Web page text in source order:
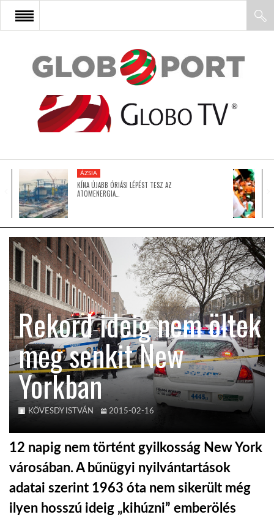
FŐOLDAL
AFRIKA
ÁZSIA
LATIN-AMERIKA
KÖZEL-KELET
AUSZTRÁLIA
A VILÁG ITTHON
ÁZSIA
KÍNA ÚJABB ÓRIÁSI LÉPÉST TESZ AZ
ATOMENERGIA…
Rekord ideig nem öltek
meg senkit New
Yorkban
KÖVESDY ISTVÁN 2015-02-16
12 napig nem történt gyilkosság New York
városában. A bűnügyi nyilvántartások
adatai szerint 1963 óta nem sikerült még
ilyen hosszú ideig „kihúzni” emberölés